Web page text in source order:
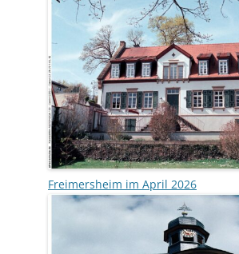
Freimersheim im April 2026